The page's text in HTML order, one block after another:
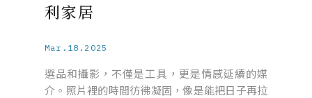
利家居
Mar.18.2025
選品和攝影，不僅是工具，更是情感延續的媒
介。照片裡的時間彷彿凝固，像是能把日子再拉